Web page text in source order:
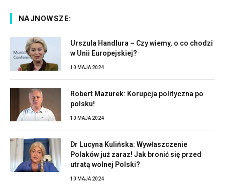
NAJNOWSZE:
Urszula Handlura – Czy wiemy, o co chodzi
w Unii Europejskiej?
10 MAJA 2024
Robert Mazurek: Korupcja polityczna po
polsku!
10 MAJA 2024
Dr Lucyna Kulińska: Wywłaszczenie
Polaków już zaraz! Jak bronić się przed
utratą wolnej Polski?
10 MAJA 2024